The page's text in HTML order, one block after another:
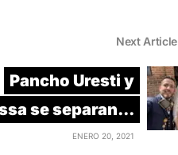
Next Article
Pancho Uresti y
se separan...
ENERO 20, 2021